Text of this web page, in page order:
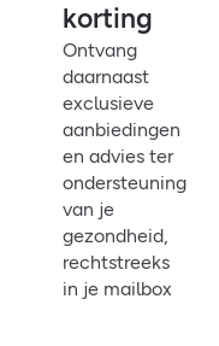
korting
Ontvang
daarnaast
exclusieve
aanbiedingen
en advies ter
ondersteuning
van je
gezondheid,
rechtstreeks
in je mailbox